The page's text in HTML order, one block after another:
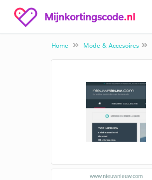
Mijnkortingscode.nl
Home Mode & Accesoires
www.nieuwnieuw.com